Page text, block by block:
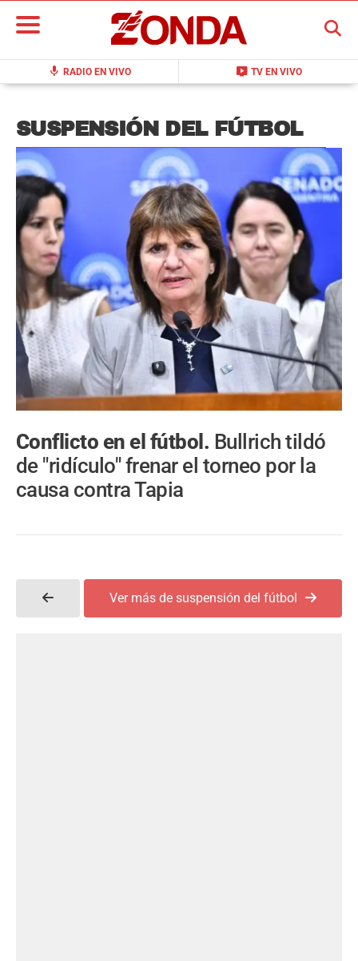
mic RADIO EN VIVO live_tv TV EN VIVO
BUSCAR
SUSPENSIÓN DEL FÚTBOL
Conflicto en el fútbol. Bullrich tildó
de "ridículo" frenar el torneo por la
causa contra Tapia
Ver más de suspensión del fútbol